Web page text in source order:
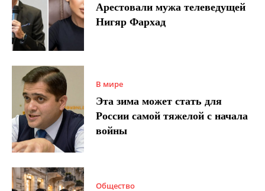
Арестовали мужа телеведущей
Нигяр Фархад
В мире
Эта зима может стать для
России самой тяжелой с начала
войны
Общество